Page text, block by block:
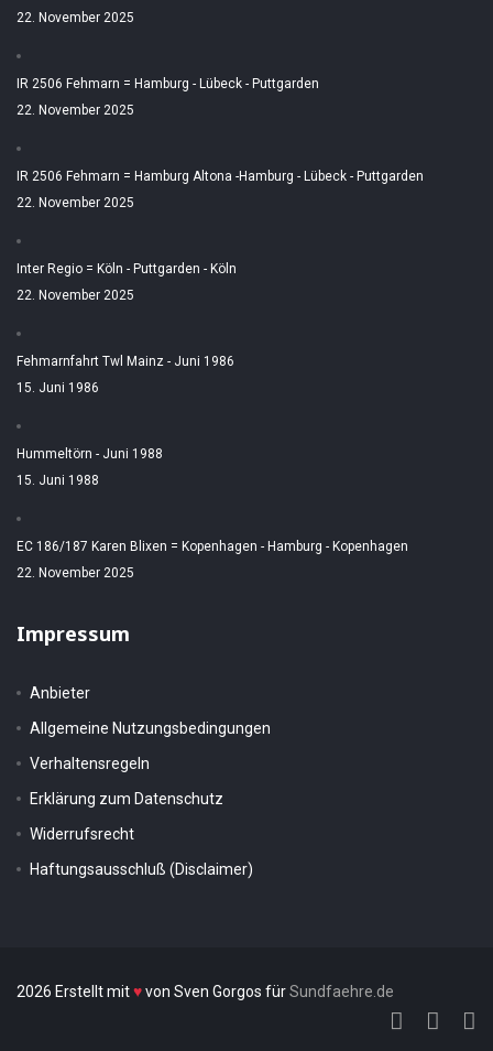
22. November 2025
IR 2506 Fehmarn = Hamburg - Lübeck - Puttgarden
22. November 2025
IR 2506 Fehmarn = Hamburg Altona -Hamburg - Lübeck - Puttgarden
22. November 2025
Inter Regio = Köln - Puttgarden - Köln
22. November 2025
Fehmarnfahrt Twl Mainz - Juni 1986
15. Juni 1986
Hummeltörn - Juni 1988
15. Juni 1988
EC 186/187 Karen Blixen = Kopenhagen - Hamburg - Kopenhagen
22. November 2025
Impressum
Anbieter
Allgemeine Nutzungsbedingungen
Verhaltensregeln
Erklärung zum Datenschutz
Widerrufsrecht
Haftungsausschluß (Disclaimer)
2026 Erstellt mit♥von Sven Gorgos fürSundfaehre.de